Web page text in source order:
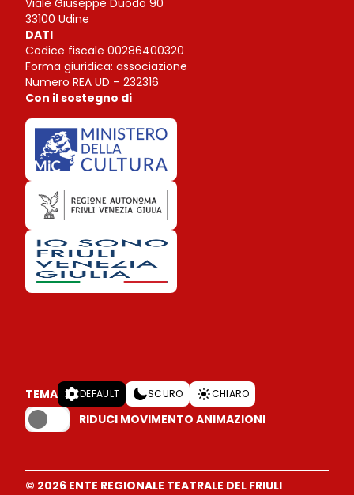
Viale Giuseppe Duodo 90
33100 Udine
DATI
Codice fiscale 00286400320
Forma giuridica: associazione
Numero REA UD – 232316
Con il sostegno di
TEMA DEFAULT SCURO CHIARO
RIDUCI MOVIMENTO ANIMAZIONI
© 2026 ENTE REGIONALE TEATRALE DEL FRIULI